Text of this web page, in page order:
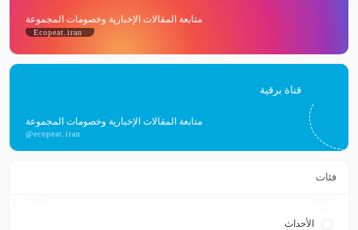
متابعة المقالات الإخبارية وخصومات المجموعة
Ecopeat.iran
قناة برقية
متابعة المقالات الإخبارية وخصومات المجموعة
@ecopeat.iran
فئات
الأحداث